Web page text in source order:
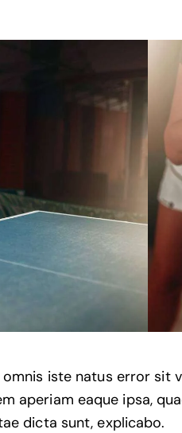
iste natus error sit
aperiam eaque ipsa,
dicta sunt, explicabo.